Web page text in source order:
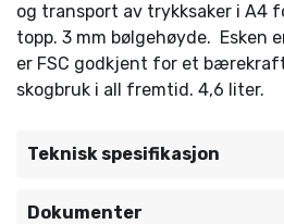
og transport av trykksaker i A4
topp. 3 mm bølgehøyde. Esken
er FSC godkjent for et
skogbruk i all fremtid. 4,6 liter.
Teknisk spesifikasjon
Dokumenter